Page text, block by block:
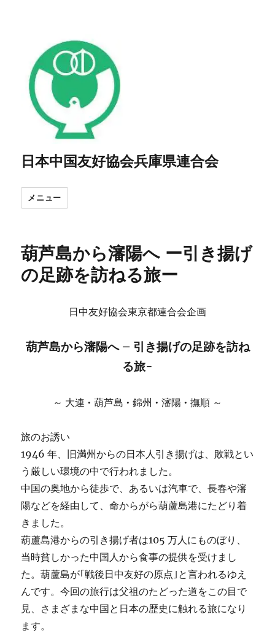
日本中国友好協会兵庫県連合会
メニュー
葫芦島から瀋陽へ ー引き揚げ
の足跡を訪ねる旅ー
日中友好協会東京都連合会企画
葫芦島から瀋陽へ – 引き揚げの足跡を訪ね
る旅-
～ 大連 • 葫芦島 • 錦州 • 瀋陽 • 撫順 ～
旅のお誘い
1946 年、旧満州からの日本人引き揚げは、敗戦とい
う厳しい環境の中で行われました。
中国の奥地から徒歩で、あるいは汽車で、長春や瀋
陽などを経由して、命からがら葫蘆島港にたどり着
きました。
葫蘆島港からの引き揚げ者は105 万人にものぼり、
当時貧しかった中国人から食事の提供を受けまし
た。葫蘆島が｢戦後日中友好の原点｣と言われるゆえ
んです。今回の旅行は父祖のたどった道をこの目で
見、さまざまな中国と日本の歴史に触れる旅になり
ます。